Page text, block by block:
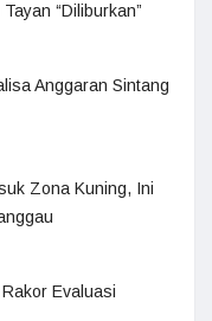
“Diliburkan”
Anggaran Sintang
Zona Kuning, Ini
Evaluasi